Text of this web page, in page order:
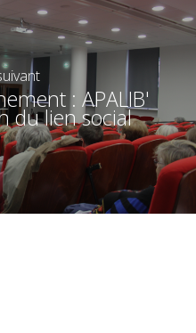
: APALIB'
du lien social